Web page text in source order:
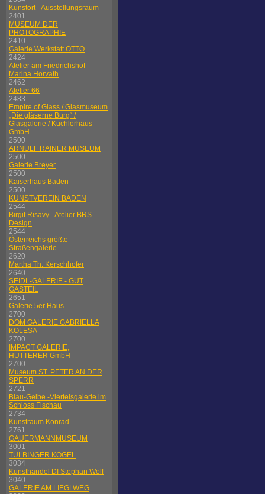
Kunstort - Ausstellungsraum
2401
MUSEUM DER
PHOTOGRAPHIE
2410
Galerie Werkstatt OTTO
2424
Atelier am Friedrichshof -
Marina Horvath
2462
Atelier 66
2483
Empire of Glass / Glasmuseum
„Die gläserne Burg“ /
Glasgalerie / Kuchlerhaus
GmbH
2500
ARNULF RAINER MUSEUM
2500
Galerie Breyer
2500
Kaiserhaus Baden
2500
KUNSTVEREIN BADEN
2544
Birgit Risavy - Atelier BRS-
Design
2544
Österreichs größte
Straßengalerie
2620
Martha Th. Kerschhofer
2640
SEIDL-GALERIE - GUT
GASTEIL
2651
Galerie 5er Haus
2700
DOM GALERIE GABRIELLA
KOLESA
2700
IMPACT GALERIE,
HUTTERER GmbH
2700
Museum ST. PETER AN DER
SPERR
2721
Blau-Gelbe -Viertelsgalerie im
Schloss Fischau
2734
Kunstraum Konrad
2761
GAUERMANNMUSEUM
3001
TULBINGER KOGEL
3034
Kunsthandel DI Stephan Wolf
3040
GALERIE AM LIEGLWEG